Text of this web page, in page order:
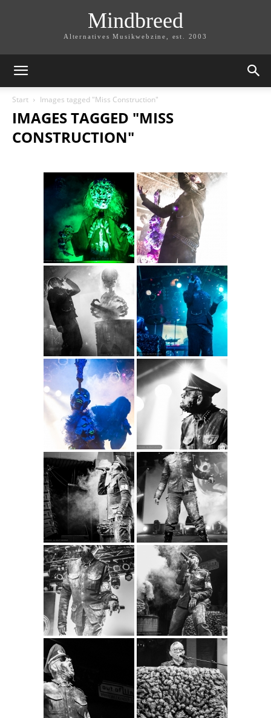
Mindbreed
Alternatives Musikwebzine, est. 2003
Start Images tagged "Miss Construction"
IMAGES TAGGED "MISS
CONSTRUCTION"